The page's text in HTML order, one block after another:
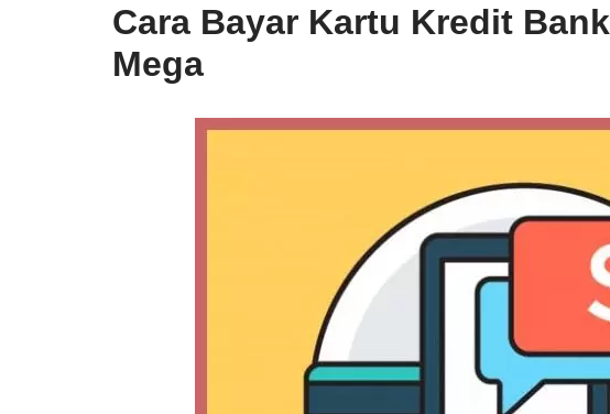
Cara Bayar Kartu Kredit Bank
Mega